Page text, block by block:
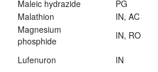
Maleic hydrazide
PG
Malathion
IN, AC
Magnesium
phosphide
IN, RO
Lufenuron IN